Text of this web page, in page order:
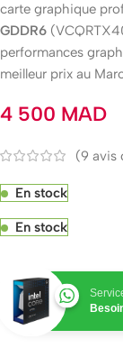
carte graphique
GDDR6
performances
meilleur prix au
4 500 MAD
(9 avis
En stock
En stock